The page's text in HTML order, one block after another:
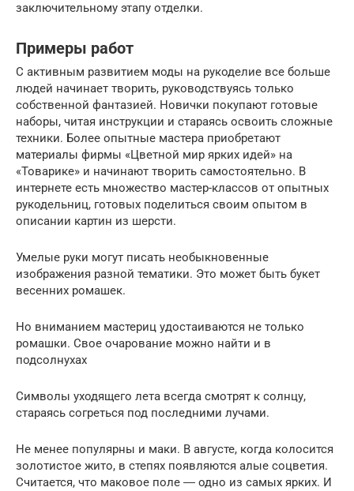
заключительному этапу отделки.
Примеры работ
С активным развитием моды на рукоделие все больше
людей начинает творить, руководствуясь только
собственной фантазией. Новички покупают готовые
наборы, читая инструкции и стараясь освоить сложные
техники. Более опытные мастера приобретают
материалы фирмы «Цветной мир ярких идей» на
«Товарике» и начинают творить самостоятельно. В
интернете есть множество мастер-классов от опытных
рукодельниц, готовых поделиться своим опытом в
описании картин из шерсти.
Умелые руки могут писать необыкновенные
изображения разной тематики. Это может быть букет
весенних ромашек.
Но вниманием мастериц удостаиваются не только
ромашки. Свое очарование можно найти и в
подсолнухах
Символы уходящего лета всегда смотрят к солнцу,
стараясь согреться под последними лучами.
Не менее популярны и маки. В августе, когда колосится
золотистое жито, в степях появляются алые соцветия.
Считается, что маковое поле ― одно из самых ярких. И